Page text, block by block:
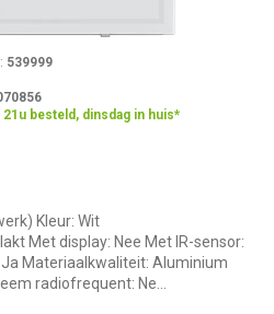
539999
besteld, dinsdag in huis*
Kleur: Wit
Met display: Nee Met IR-sensor:
Materiaalkwaliteit: Aluminium
radiofrequent: Ne...